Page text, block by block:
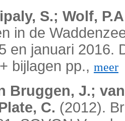
S.; Wolf,
in de
en januari 2016.
bijlagen pp., meer
Bruggen, J.;
C. (2012).